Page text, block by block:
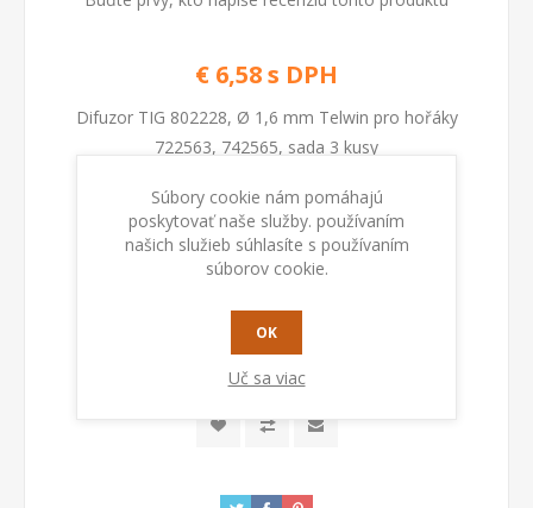
€ 6,58 s DPH
Difuzor TIG 802228, Ø 1,6 mm Telwin pro hořáky
722563, 742565, sada 3 kusy
Kod: 802228
Súbory cookie nám pomáhajú
poskytovať naše služby. používaním
našich služieb súhlasíte s používaním
súborov cookie.
OK
Uč sa viac